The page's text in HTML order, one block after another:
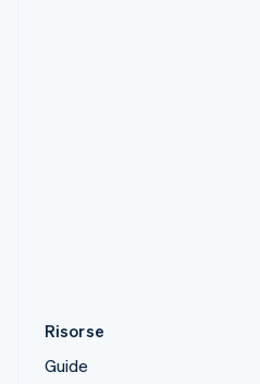
Risorse
Guide